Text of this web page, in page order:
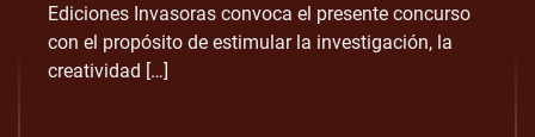
Ediciones Invasoras convoca el presente concurso
con el propósito de estimular la investigación, la
creatividad […]